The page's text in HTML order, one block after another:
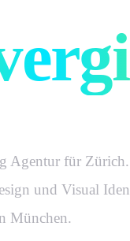
Agentur für Zürich.
und Visual
München.